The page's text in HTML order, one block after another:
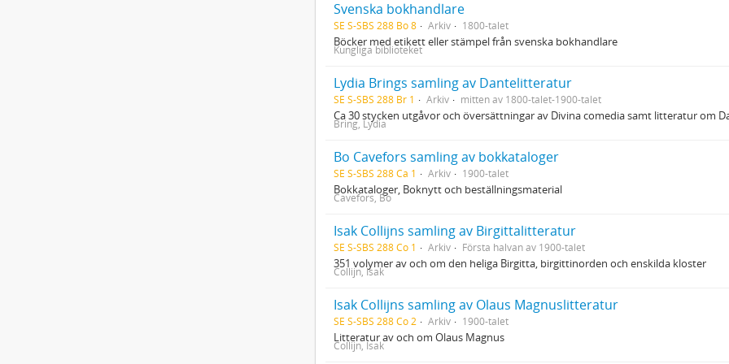
Svenska bokhandlare
SE S-SBS 288 Bo 8 Arkiv 1800-talet
Böcker med etikett eller stämpel från svenska bokhandlare
Kungliga biblioteket
Lydia Brings samling av Dantelitteratur
SE S-SBS 288 Br 1 Arkiv mitten av 1800-talet-1900-talet
Ca 30 stycken utgåvor och översättningar av Divina comedia samt litteratur om
Bring, Lydia
Bo Cavefors samling av bokkataloger
SE S-SBS 288 Ca 1 Arkiv 1900-talet
Bokkataloger, Boknytt och beställningsmaterial
Cavefors, Bo
Isak Collijns samling av Birgittalitteratur
SE S-SBS 288 Co 1 Arkiv Första halvan av 1900-talet
351 volymer av och om den heliga Birgitta, birgittinorden och enskilda kloster
Collijn, Isak
Isak Collijns samling av Olaus Magnuslitteratur
SE S-SBS 288 Co 2 Arkiv 1900-talet
Litteratur av och om Olaus Magnus
Collijn, Isak